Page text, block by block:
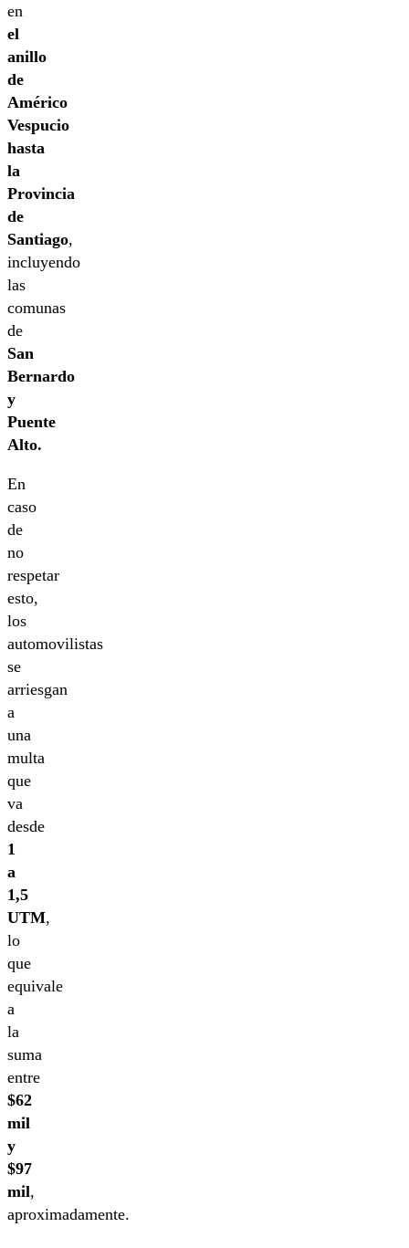
en
el
anillo
de
Américo
Vespucio
hasta
la
Provincia
de
Santiago,
incluyendo
las
comunas
de
San
Bernardo
y
Puente
Alto.
En
caso
de
no
respetar
esto,
los
automovilistas
se
arriesgan
a
una
multa
que
va
desde
1
a
1,5
UTM,
lo
que
equivale
a
la
suma
entre
$62
mil
y
$97
mil,
aproximadamente.